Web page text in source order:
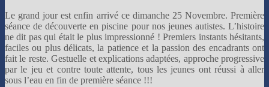
Le grand jour est enfin arrivé ce dimanche 25 Novembre. Première
séance de découverte en piscine pour nos jeunes autistes. L’histoire
ne dit pas qui était le plus impressionné ! Premiers instants hésitants,
faciles ou plus délicats, la patience et la passion des encadrants ont
fait le reste. Gestuelle et explications adaptées, approche progressive
par le jeu et contre toute attente, tous les jeunes ont réussi à aller
sous l’eau en fin de première séance !!!